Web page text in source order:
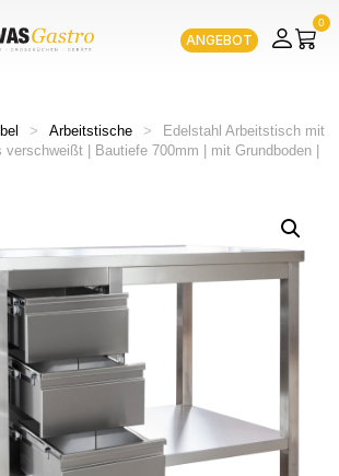
ANGEBOT
0
> Arbeitstische >
Edelstahl Arbeitstisch mit
| Bautiefe 700mm | mit Grundboden |